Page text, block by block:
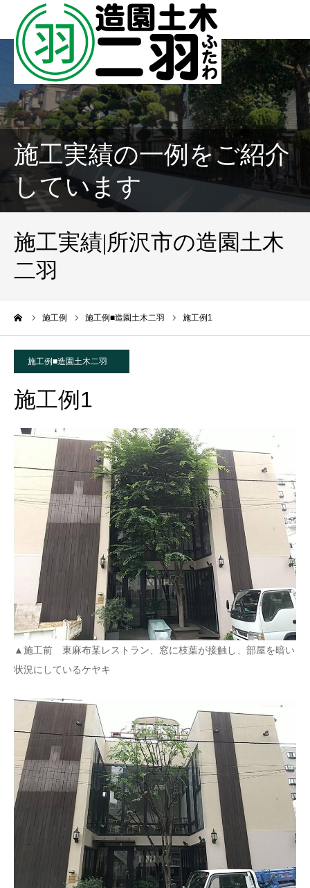
施工実績の一例をご紹介
しています
施工実績|所沢市の造園土木
二羽
施工例 施工例■造園土木二羽 施工例1
施工例■造園土木二羽
施工例1
▲施工前 東麻布某レストラン、窓に枝葉が接触し、部屋を暗い
状況にしているケヤキ